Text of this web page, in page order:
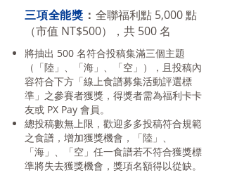
三項全能獎 ： 全聯福利點 5,000 點
（市值 NT$500），共 500 名
將抽出 500 名符合投稿集滿三個主題
（「陸」、「海」、「空」），且投稿內
容符合下方「線上食譜募集活動評選標
準」之參賽者獲獎，得獎者需為福利卡卡
友或 PX Pay 會員。
總投稿數無上限，歡迎多多投稿符合規範
之食譜，增加獲獎機會，「陸」、
「海」、「空」任一食譜若不符合獲獎標
準將失去獲獎機會，獎項名額得以從缺。